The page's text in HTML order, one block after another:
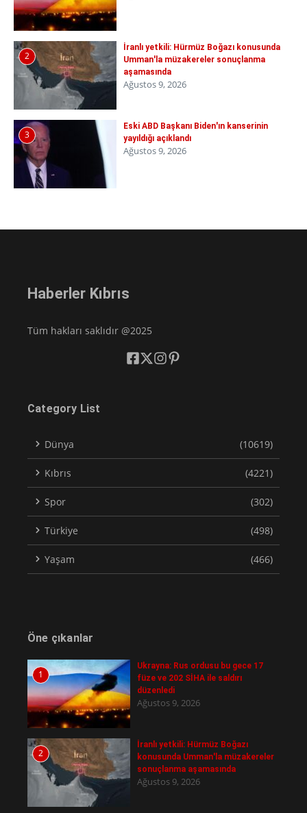
2
İranlı yetkili: Hürmüz Boğazı konusunda
Umman'la müzakereler sonuçlanma
aşamasında
Ağustos 9, 2026
3
Eski ABD Başkanı Biden'ın kanserinin
yayıldığı açıklandı
Ağustos 9, 2026
Haberler Kıbrıs
Tüm hakları saklıdır @2025
Category List
Dünya (10619)
Kıbrıs (4221)
Spor (302)
Türkiye (498)
Yaşam (466)
Öne çıkanlar
1
Ukrayna: Rus ordusu bu gece 17
füze ve 202 SİHA ile saldırı
düzenledi
Ağustos 9, 2026
2
İranlı yetkili: Hürmüz Boğazı
konusunda Umman'la müzakereler
sonuçlanma aşamasında
Ağustos 9, 2026